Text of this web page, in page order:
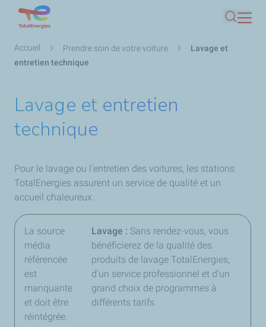
contenu
Fil
d'Ariane
Accueil Prendre soin de votre voiture
Lavage et
entretien technique
Lavage et entretien
technique
Pour le lavage ou l'entretien des voitures, les stations
TotalEnergies assurent un service de qualité et un
accueil chaleureux.
La source
média
référencée
est
manquante
et doit être
réintégrée.
Lavage : Sans rendez-vous, vous
bénéficierez de la qualité des
produits de lavage TotalEnergies,
d'un service professionnel et d'un
grand choix de programmes à
différents tarifs.